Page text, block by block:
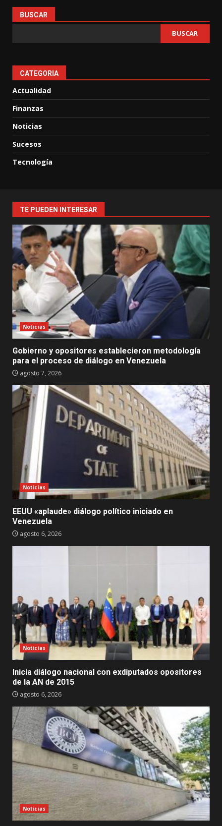
BUSCAR
BUSCAR
CATEGORIA
Actualidad
Finanzas
Noticias
Sucesos
Tecnología
TE PUEDEN INTERESAR
Noticias
Gobierno y opositores establecieron metodología
para el proceso de diálogo en Venezuela
agosto 7, 2026
Noticias
EEUU «aplaude» diálogo político iniciado en
Venezuela
agosto 6, 2026
Noticias
Inicia diálogo nacional con exdiputados opositores
de la AN de 2015
agosto 6, 2026
Noticias